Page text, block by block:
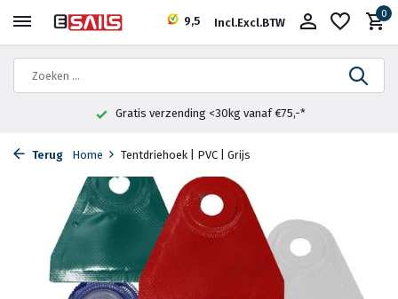
9,5 Incl.Excl.BTW
0
Gratis verzending <30kg vanaf €75,-*
Terug Home Tentdriehoek | PVC | Grijs